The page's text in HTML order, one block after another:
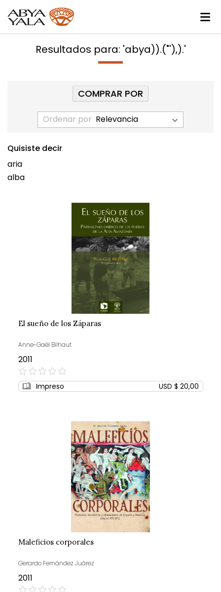
Resultados para: 'abya)).("'),).'
Ordenar por
Quisiste decir
aria
alba
El sueño de los Záparas
Anne-Gaël Bilhaut
2011
0%
Impreso USD $ 20,00
Maleficios corporales
Gerardo Fernández Juárez
2011
COMPRAR POR